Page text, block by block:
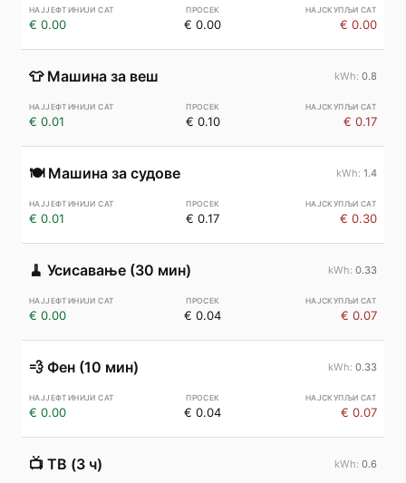
€ 0.00 € 0.00 € 0.00
👕 Машина за веш 0.8
€ 0.01 € 0.10 € 0.17
🍽️ Машина за судове 1.4
€ 0.01 € 0.17 € 0.30
🧹 Усисавање (30 мин) 0.33
€ 0.00 € 0.04 € 0.07
💨 Фен (10 мин) 0.33
€ 0.00 € 0.04 € 0.07
📺 ТВ (3 ч) 0.6